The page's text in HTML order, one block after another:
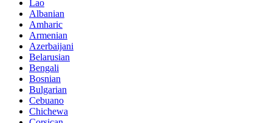
Lao
Albanian
Amharic
Armenian
Azerbaijani
Belarusian
Bengali
Bosnian
Bulgarian
Cebuano
Chichewa